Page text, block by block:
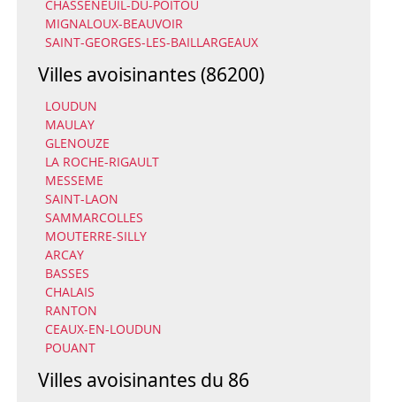
CHASSENEUIL-DU-POITOU
MIGNALOUX-BEAUVOIR
SAINT-GEORGES-LES-BAILLARGEAUX
Villes avoisinantes (86200)
LOUDUN
MAULAY
GLENOUZE
LA ROCHE-RIGAULT
MESSEME
SAINT-LAON
SAMMARCOLLES
MOUTERRE-SILLY
ARCAY
BASSES
CHALAIS
RANTON
CEAUX-EN-LOUDUN
POUANT
Villes avoisinantes du 86